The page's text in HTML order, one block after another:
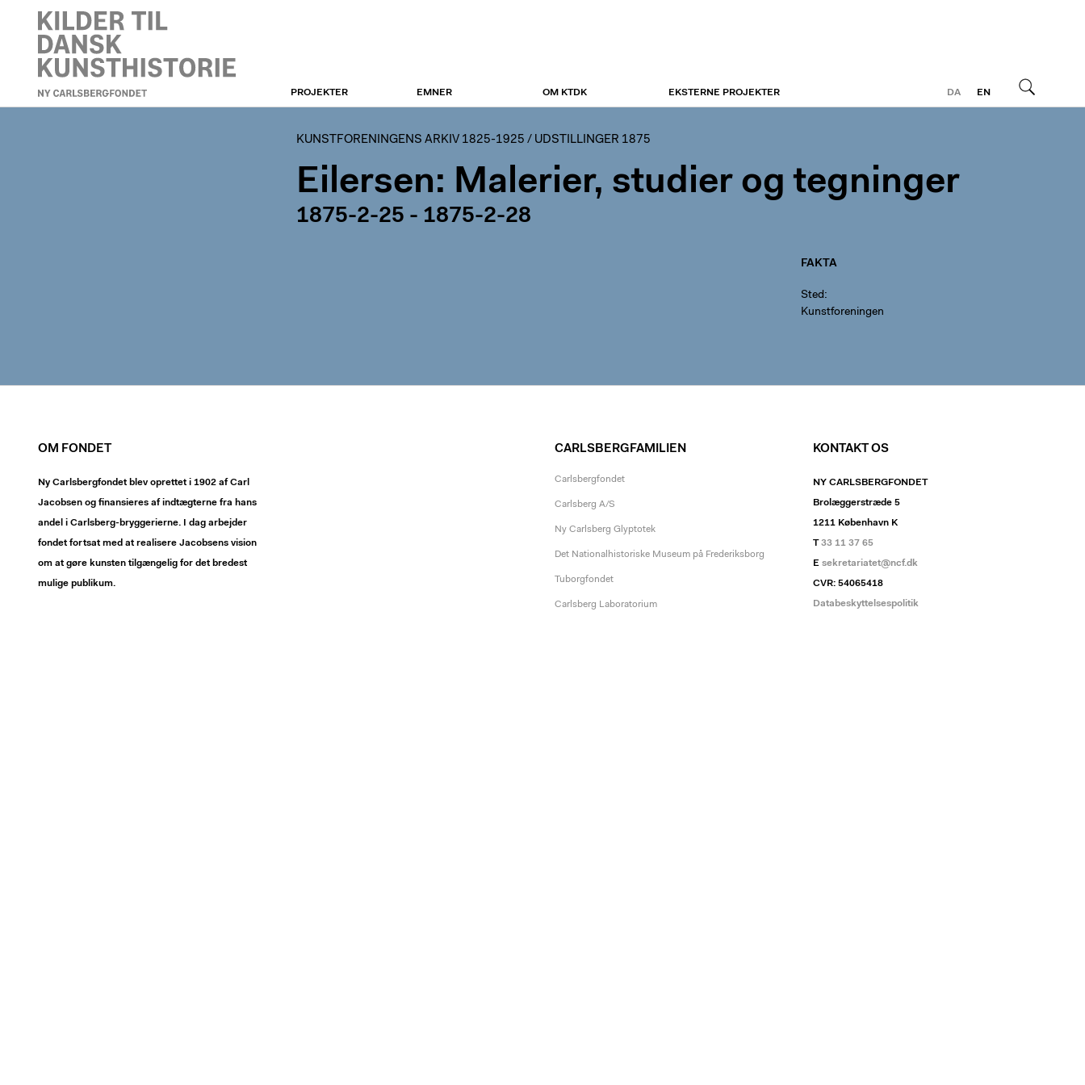
KUNSTFORENINGEN
DA
EN
PROJEKTER EMNER OM KTDK EKSTERNE PROJEKTER
KUNSTFORENINGENS ARKIV 1825-1925 / UDSTILLINGER 1875
Eilersen: Malerier, studier og tegninger
1875-2-25 - 1875-2-28
FAKTA
Sted
Kunstforeningen
OM FONDET
Ny Carlsbergfondet blev oprettet i 1902 af Carl
Jacobsen og finansieres af indtægterne fra hans
andel i Carlsberg-bryggerierne. I dag arbejder
fondet fortsat med at realisere Jacobsens vision
om at gøre kunsten tilgængelig for det bredest
mulige publikum.
CARLSBERGFAMILIEN
Carlsbergfondet
Carlsberg A/S
Ny Carlsberg Glyptotek
Det Nationalhistoriske Museum på Frederiksborg
Tuborgfondet
Carlsberg Laboratorium
KONTAKT OS
NY CARLSBERGFONDET
Brolæggerstræde 5
1211 København K
T33 11 37 65
E sekretariatet@ncf.dk
CVR: 54065418
Databeskyttelsespolitik